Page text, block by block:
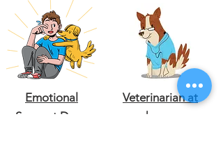
Emotional
Support Dogs
Veterinarian at
home